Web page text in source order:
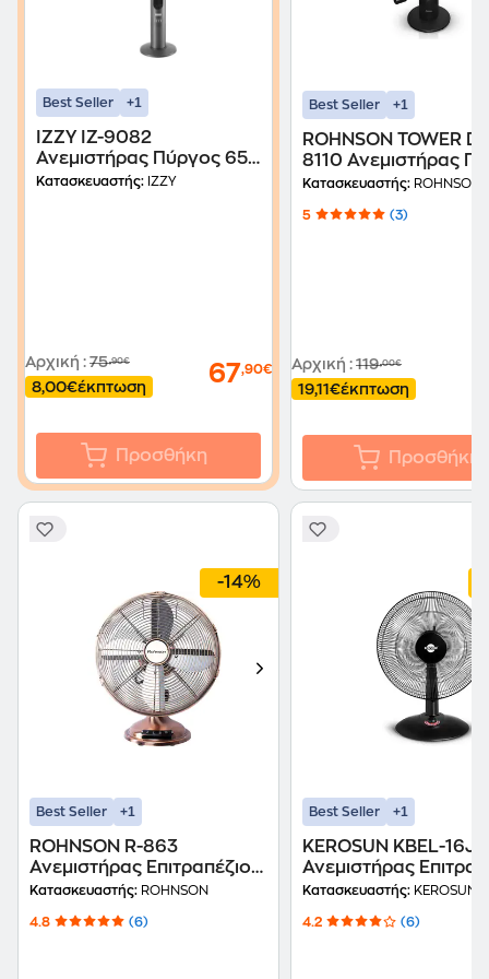
Best Seller +1
IZZY IZ-9082
Ανεμιστήρας Πύργος 65
W 117 cm
Κατασκευαστής: IZZY
Αρχική : 75,90€
8,00€έκπτωση 67,90€
Προσθήκη
Best Seller +1
ROHNSON TOWER
8110 Ανεμιστήρας
30 W
Κατασκευαστής: ROHNSON
5 (3)
Αρχική : 119,00€
19,11€έκπτωση
Προσθήκη
-14%
Best Seller +1
ROHNSON R-863
Ανεμιστήρας Επιτραπέζιος
35 W 30 cm
Κατασκευαστής: ROHNSON
4.8 (6)
Best Seller +1
KEROSUN KBEL-
Ανεμιστήρας
Κατασκευαστής: KEROSUN
4.2 (6)